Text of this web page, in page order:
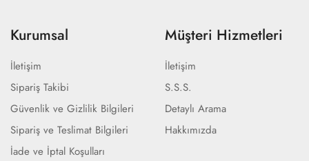
Kurumsal
İletişim
Sipariş Takibi
Güvenlik ve Gizlilik Bilgileri
Sipariş ve Teslimat Bilgileri
İade ve İptal Koşulları
Müşteri Hizmetleri
İletişim
S.S.S.
Detaylı Arama
Hakkımızda